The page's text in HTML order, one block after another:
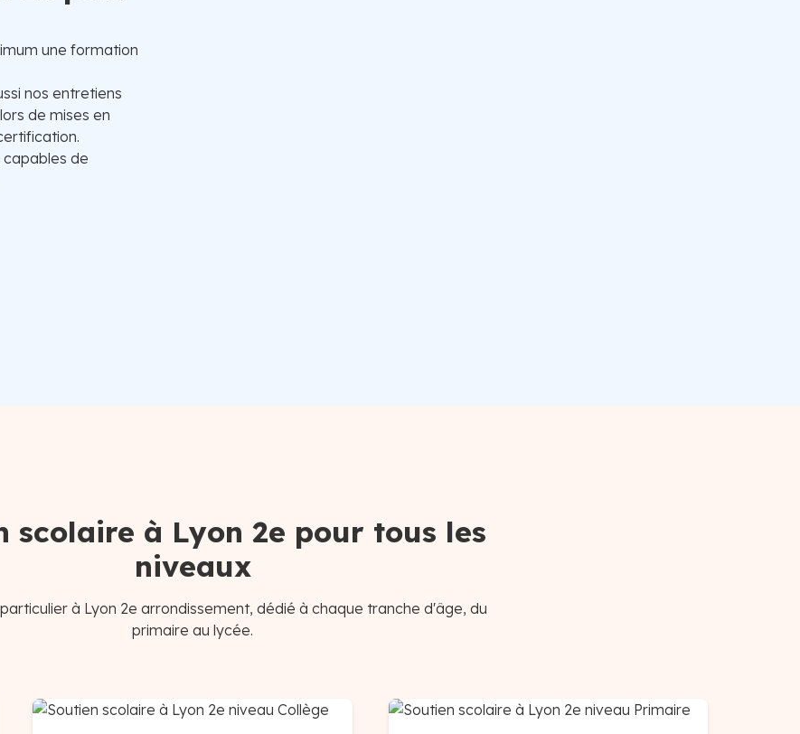
une formation
nos entretiens
de mises en
de
scolaire à Lyon 2e pour tous les
niveaux
à Lyon 2e arrondissement, dédié à chaque tranche d'âge, du
primaire au lycée.